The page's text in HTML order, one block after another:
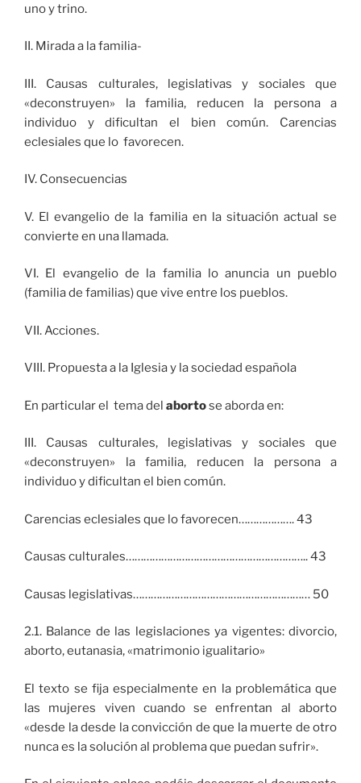
uno y trino.
II. Mirada a la familia-
III. Causas culturales, legislativas y sociales que
«deconstruyen» la familia, reducen la persona a
individuo y dificultan el bien común. Carencias
eclesiales que lo favorecen.
IV. Consecuencias
V. El evangelio de la familia en la situación actual se
convierte en una llamada.
VI. El evangelio de la familia lo anuncia un pueblo
(familia de familias) que vive entre los pueblos.
VII. Acciones.
VIII. Propuesta a la Iglesia y la sociedad española
En particular el tema del abortose aborda en:
III. Causas culturales, legislativas y sociales que
«deconstruyen» la familia, reducen la persona a
individuo y dificultan el bien común.
Carencias eclesiales que lo favorecen………………. 43
Causas culturales…………………………………………………….. 43
Causas legislativas…………………………………………………… 50
2.1. Balance de las legislaciones ya vigentes: divorcio,
aborto, eutanasia, «matrimonio igualitario»
El texto se fija especialmente en la problemática que
las mujeres viven cuando se enfrentan al aborto
«desde la desde la convicción de que la muerte de otro
nunca es la solución al problema que puedan sufrir».